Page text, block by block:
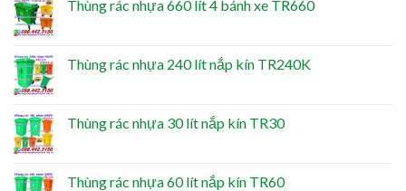
Thùng rác nhựa 660 lít 4 bánh xe TR660
Thùng rác nhựa 240 lít nắp kín TR240K
Thùng rác nhựa 30 lít nắp kín TR30
Thùng rác nhựa 60 lít nắp kín TR60